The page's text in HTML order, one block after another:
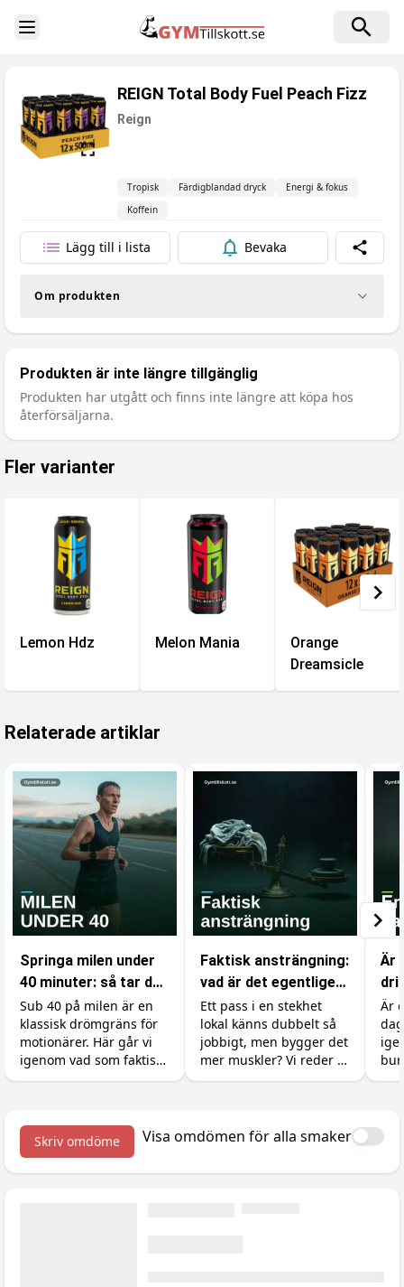
Toggle Sidebar
REIGN Total Body Fuel Peach Fizz
Reign
Tropisk Färdigblandad dryck
Energi & fokus
Koffein
Lägg till i lista Bevaka Dela
Om produkten
Produkten är inte längre tillgänglig
Produkten har utgått och finns inte längre att köpa hos
återförsäljarna.
Fler varianter
Lemon Hdz Melon Mania
Orange
Dreamsicle
Relaterade artiklar
Springa milen under
40 minuter: så tar du
dig under
drömgränsen
Sub 40 på milen är en
klassisk drömgräns för
motionärer. Här går vi
igenom vad som faktiskt
krävs, hur du lägger
sista sekunderna.
Faktisk ansträngning:
vad är det egentligen
som räknas i
gymmet?
Ett pass i en stekhet
lokal känns dubbelt så
jobbigt, men bygger det
mer muskler? Vi reder ut
skillnaden mellan att
kroppen en signal att
Är
Är
Skriv omdöme Visa omdömen för alla smaker